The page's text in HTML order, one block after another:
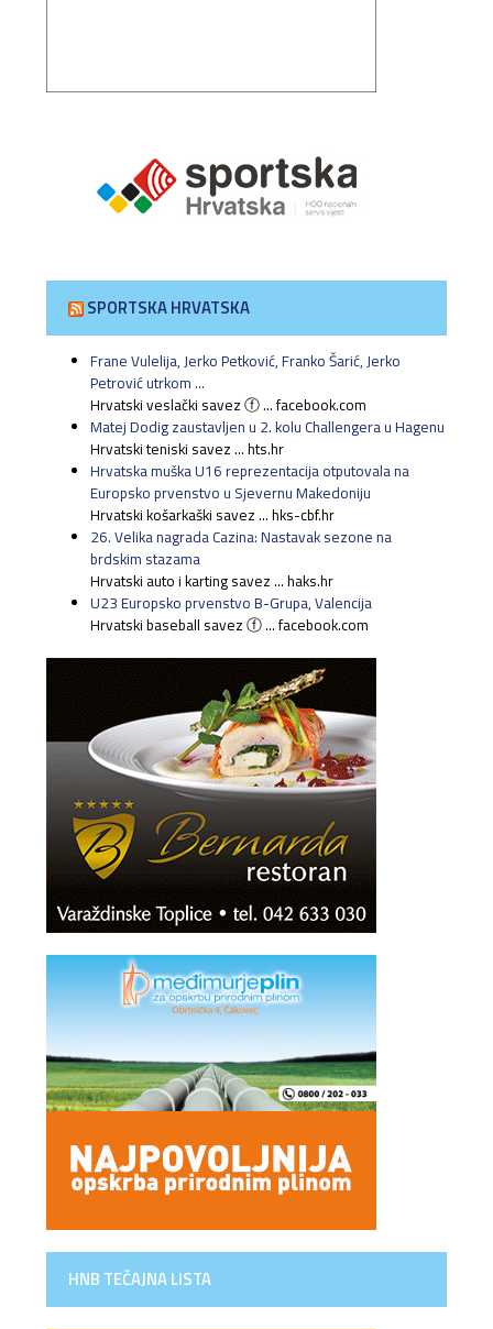
SPORTSKA HRVATSKA
Frane Vulelija, Jerko Petković, Franko Šarić, Jerko
Petrović utrkom ...
Hrvatski veslački savez ⓕ ... facebook.com
Matej Dodig zaustavljen u 2. kolu Challengera u Hagenu
Hrvatski teniski savez ... hts.hr
Hrvatska muška U16 reprezentacija otputovala na
Europsko prvenstvo u Sjevernu Makedoniju
Hrvatski košarkaški savez ... hks-cbf.hr
26. Velika nagrada Cazina: Nastavak sezone na
brdskim stazama
Hrvatski auto i karting savez ... haks.hr
U23 Europsko prvenstvo B-Grupa, Valencija
Hrvatski baseball savez ⓕ ... facebook.com
HNB TEČAJNA LISTA